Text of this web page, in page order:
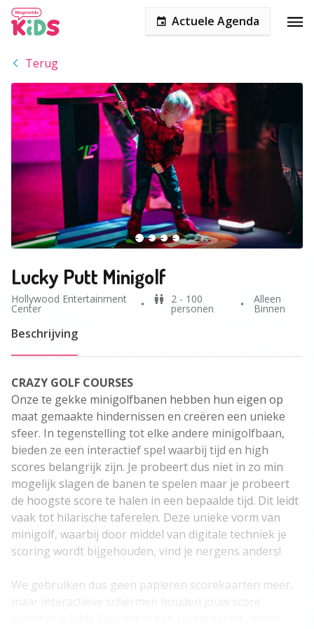
Actuele Agenda
Terug
Lucky Putt Minigolf
Hollywood Entertainment
Center
2 - 100
personen
Alleen
Binnen
Beschrijving
CRAZY GOLF COURSES
Onze te gekke minigolfbanen hebben hun eigen op
maat gemaakte hindernissen en creëren een unieke
sfeer. In tegenstelling tot elke andere minigolfbaan,
bieden ze een interactief spel waarbij tijd en high
scores belangrijk zijn. Je probeert dus niet in zo min
mogelijk slagen de banen te spelen maar je probeert
de hoogste score te halen in een bepaalde tijd. Dit leidt
vaak tot hilarische taferelen. Deze unieke vorm van
minigolf, waarbij door middel van digitale techniek je
scoring wordt bijgehouden, vind je nergens anders!
We gebruiken dus geen papieren scorekaarten meer,